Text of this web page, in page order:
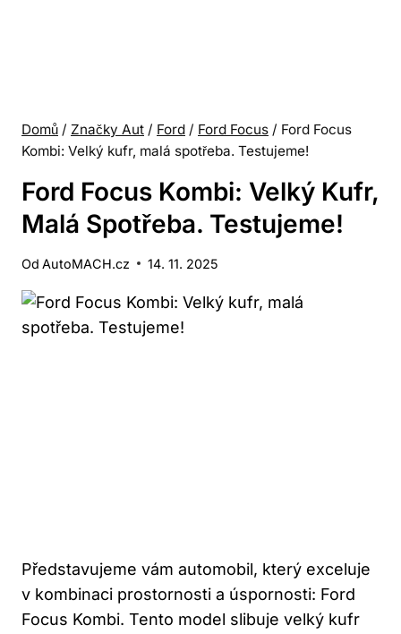
Domů / Značky Aut / Ford / Ford Focus / Ford Focus
Kombi: Velký kufr, malá spotřeba. Testujeme!
Ford Focus Kombi: Velký Kufr,
Malá Spotřeba. Testujeme!
Od AutoMACH.cz 14. 11. 2025
Představujeme vám automobil, který exceluje
v kombinaci prostornosti a úspornosti: Ford
Focus Kombi. Tento model slibuje velký kufr